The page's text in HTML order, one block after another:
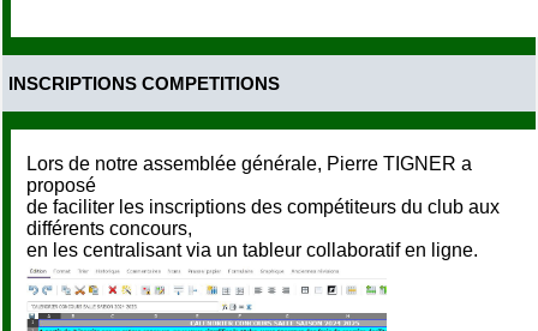
INSCRIPTIONS COMPETITIONS
Lors de notre assemblée générale, Pierre TIGNER a
proposé
de faciliter les inscriptions des compétiteurs du club aux
différents concours,
en les centralisant via un tableur collaboratif en ligne.